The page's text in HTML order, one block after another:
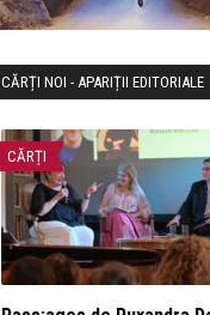
CĂRȚI NOI - APARIȚII EDITORIALE
CĂRȚI